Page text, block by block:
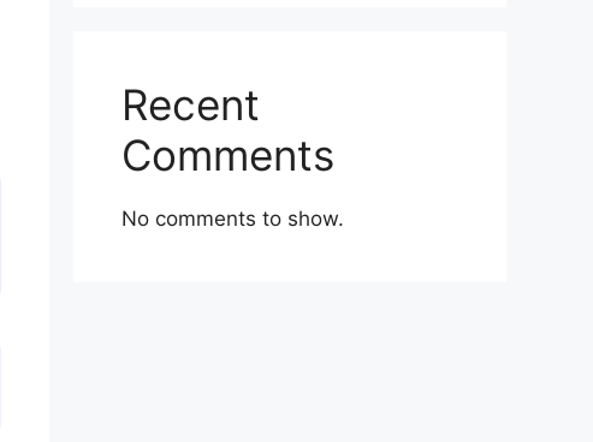
Recent
Comments
No comments to show.